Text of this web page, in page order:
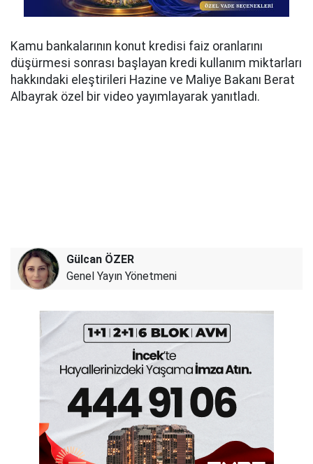
Kamu bankalarının konut kredisi faiz oranlarını
düşürmesi sonrası başlayan kredi kullanım miktarları
hakkındaki eleştirileri Hazine ve Maliye Bakanı Berat
Albayrak özel bir video yayımlayarak yanıtladı.
Gülcan ÖZER
Genel Yayın Yönetmeni